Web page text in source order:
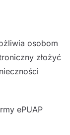
osobom
złożyć
ePUAP